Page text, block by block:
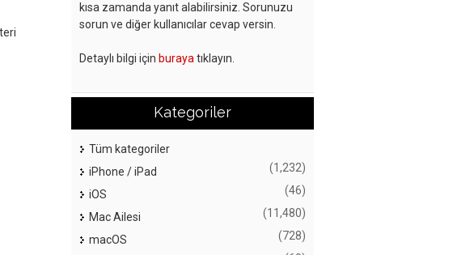
kısa zamanda yanıt alabilirsiniz. Sorunuzu
sorun ve diğer kullanıcılar cevap versin.
Detaylı bilgi için buraya tıklayın.
Kategoriler
Tüm kategoriler
iPhone / iPad
(1,232)
iOS (46)
Mac Ailesi (11,480)
macOS (728)